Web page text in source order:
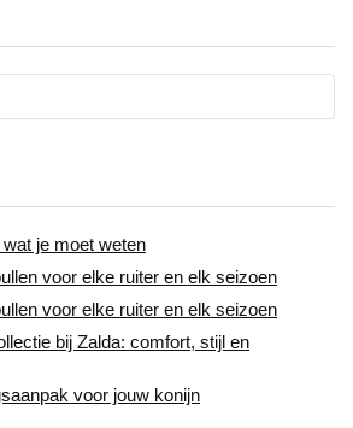
je moet weten
voor elke ruiter en elk seizoen
voor elke ruiter en elk seizoen
bij Zalda: comfort, stijl en
voor jouw konijn